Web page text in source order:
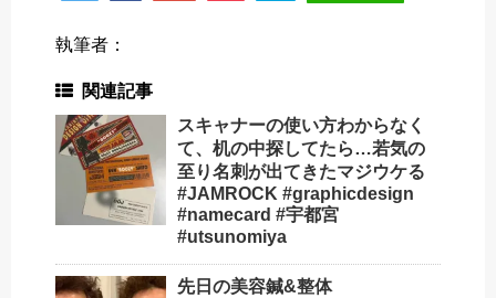
執筆者：
関連記事
スキャナーの使い方わからなく
て、机の中探してたら…若気の
至り名刺が出てきた️マジウケる
#JAMROCK #graphicdesign
#namecard #宇都宮
#utsunomiya
先日の美容鍼&整体